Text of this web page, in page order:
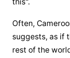
Often,
suggests, as if
rest of the